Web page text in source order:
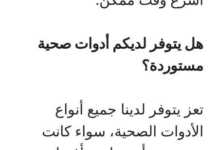
هل يتوفر لديكم أدوات صحية
مستوردة؟
تعز يتوفر لدينا جميع أنواع
الأدوات الصحية، سواء كانت